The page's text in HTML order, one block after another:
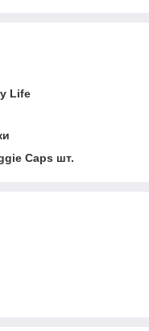
Life
Caps шт.